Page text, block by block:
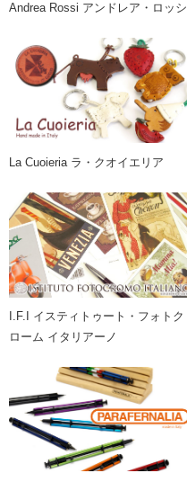
Andrea Rossi アンドレア・ロッシ
La Cuoieria ラ・クオイエリア
I.F.I イスティトゥート・フォトク
ローム イタリアーノ